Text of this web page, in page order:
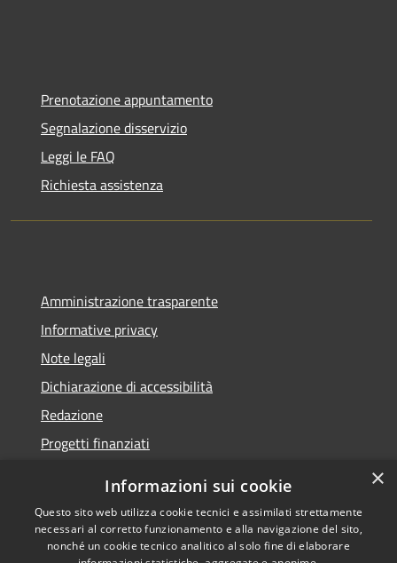
Prenotazione appuntamento
Segnalazione disservizio
Leggi le FAQ
Richiesta assistenza
Amministrazione trasparente
Informative privacy
Note legali
Dichiarazione di accessibilità
Redazione
Progetti finanziati
RSS
Accessibilità
Dichiarazione di
accessibilità• Copyright ©
×
Informazioni sui cookie
Questo sito web utilizza cookie tecnici e assimilati strettamente
necessari al corretto funzionamento e alla navigazione del sito,
nonché un cookie tecnico analitico al solo fine di elaborare